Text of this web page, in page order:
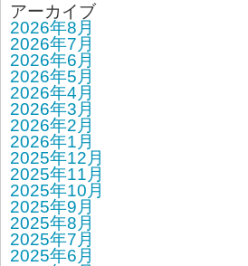
アーカイブ
2026年8月
2026年7月
2026年6月
2026年5月
2026年4月
2026年3月
2026年2月
2026年1月
2025年12月
2025年11月
2025年10月
2025年9月
2025年8月
2025年7月
2025年6月